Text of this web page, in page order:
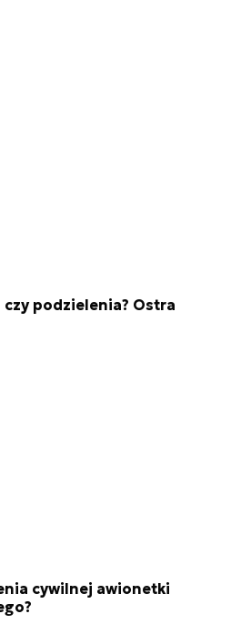
czy podzielenia? Ostra
cywilnej awionetki